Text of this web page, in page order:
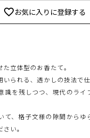
お気に入りに登録する
立体型のお香たて。
られる、透かしの技法で仕
識を残しつつ、現代のライ
て、格子文様の隙間からゆ
い。